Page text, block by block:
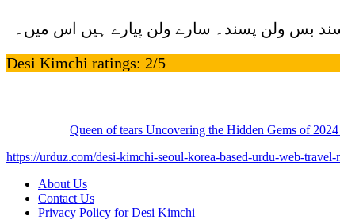
بس ولن پسند۔ سارے ولن پیارے ہیں اس میں۔
Desi Kimchi ratings: 2/5
Queen of tears Uncovering the Hidden Gems of
https://urduz.com/desi-kimchi-seoul-korea-based-urdu-web-travel-
About Us
Contact Us
Privacy Policy for Desi Kimchi